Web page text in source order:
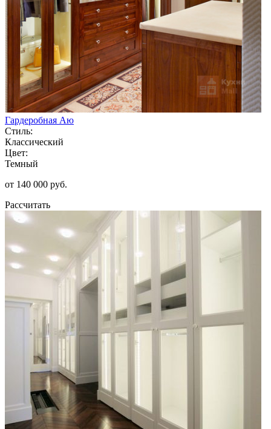
Гардеробная Аю
Стиль:
Классический
Цвет:
Темный
от 140 000 руб.
Рассчитать